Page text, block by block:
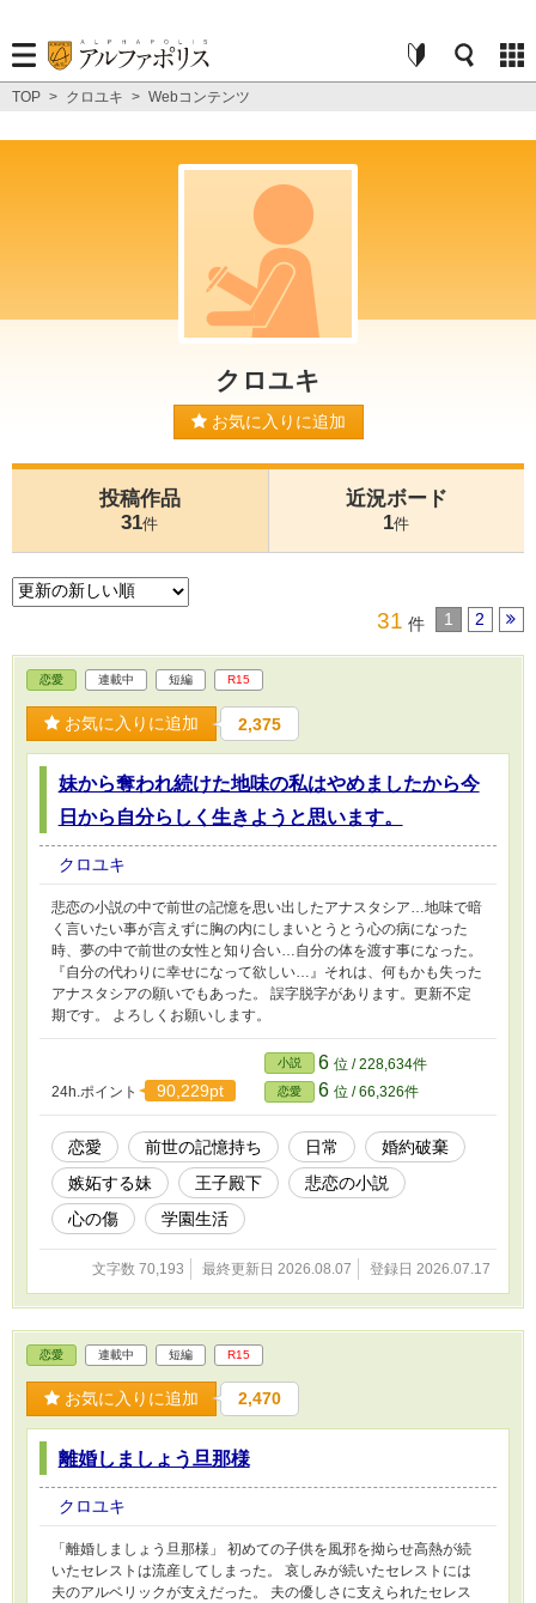
TOP > クロユキ > Webコンテンツ
クロユキ
お気に入りに追加
投稿作品
31件
近況ボード
1件
31 件 1 2
恋愛 連載中 短編 R15
お気に入りに追加 2,375
妹から奪われ続けた地味の私はやめましたから今
日から自分らしく生きようと思います。
クロユキ
悲恋の小説の中で前世の記憶を思い出したアナスタシア…地味で暗
く言いたい事が言えずに胸の内にしまいとうとう心の病になった
時、夢の中で前世の女性と知り合い…自分の体を渡す事になった。
『自分の代わりに幸せになって欲しい…』それは、何もかも失った
アナスタシアの願いでもあった。 誤字脱字があります。更新不定
期です。 よろしくお願いします。
24h.ポイント 90,229pt
小説 6 位 / 228,634件
恋愛 6 位 / 66,326件
恋愛 前世の記憶持ち 日常
婚約破棄
嫉妬する妹
王子殿下
悲恋の小説
心の傷
学園生活
文字数 70,193 最終更新日 2026.08.07 登録日 2026.07.17
恋愛 連載中 短編 R15
お気に入りに追加 2,470
離婚しましょう旦那様
クロユキ
「離婚しましょう旦那様」 初めての子供を風邪を拗らせ高熱が続
いたセレストは流産してしまった。 哀しみが続いたセレストには
夫のアルベリックが支えだった。 夫の優しさに支えられたセレス